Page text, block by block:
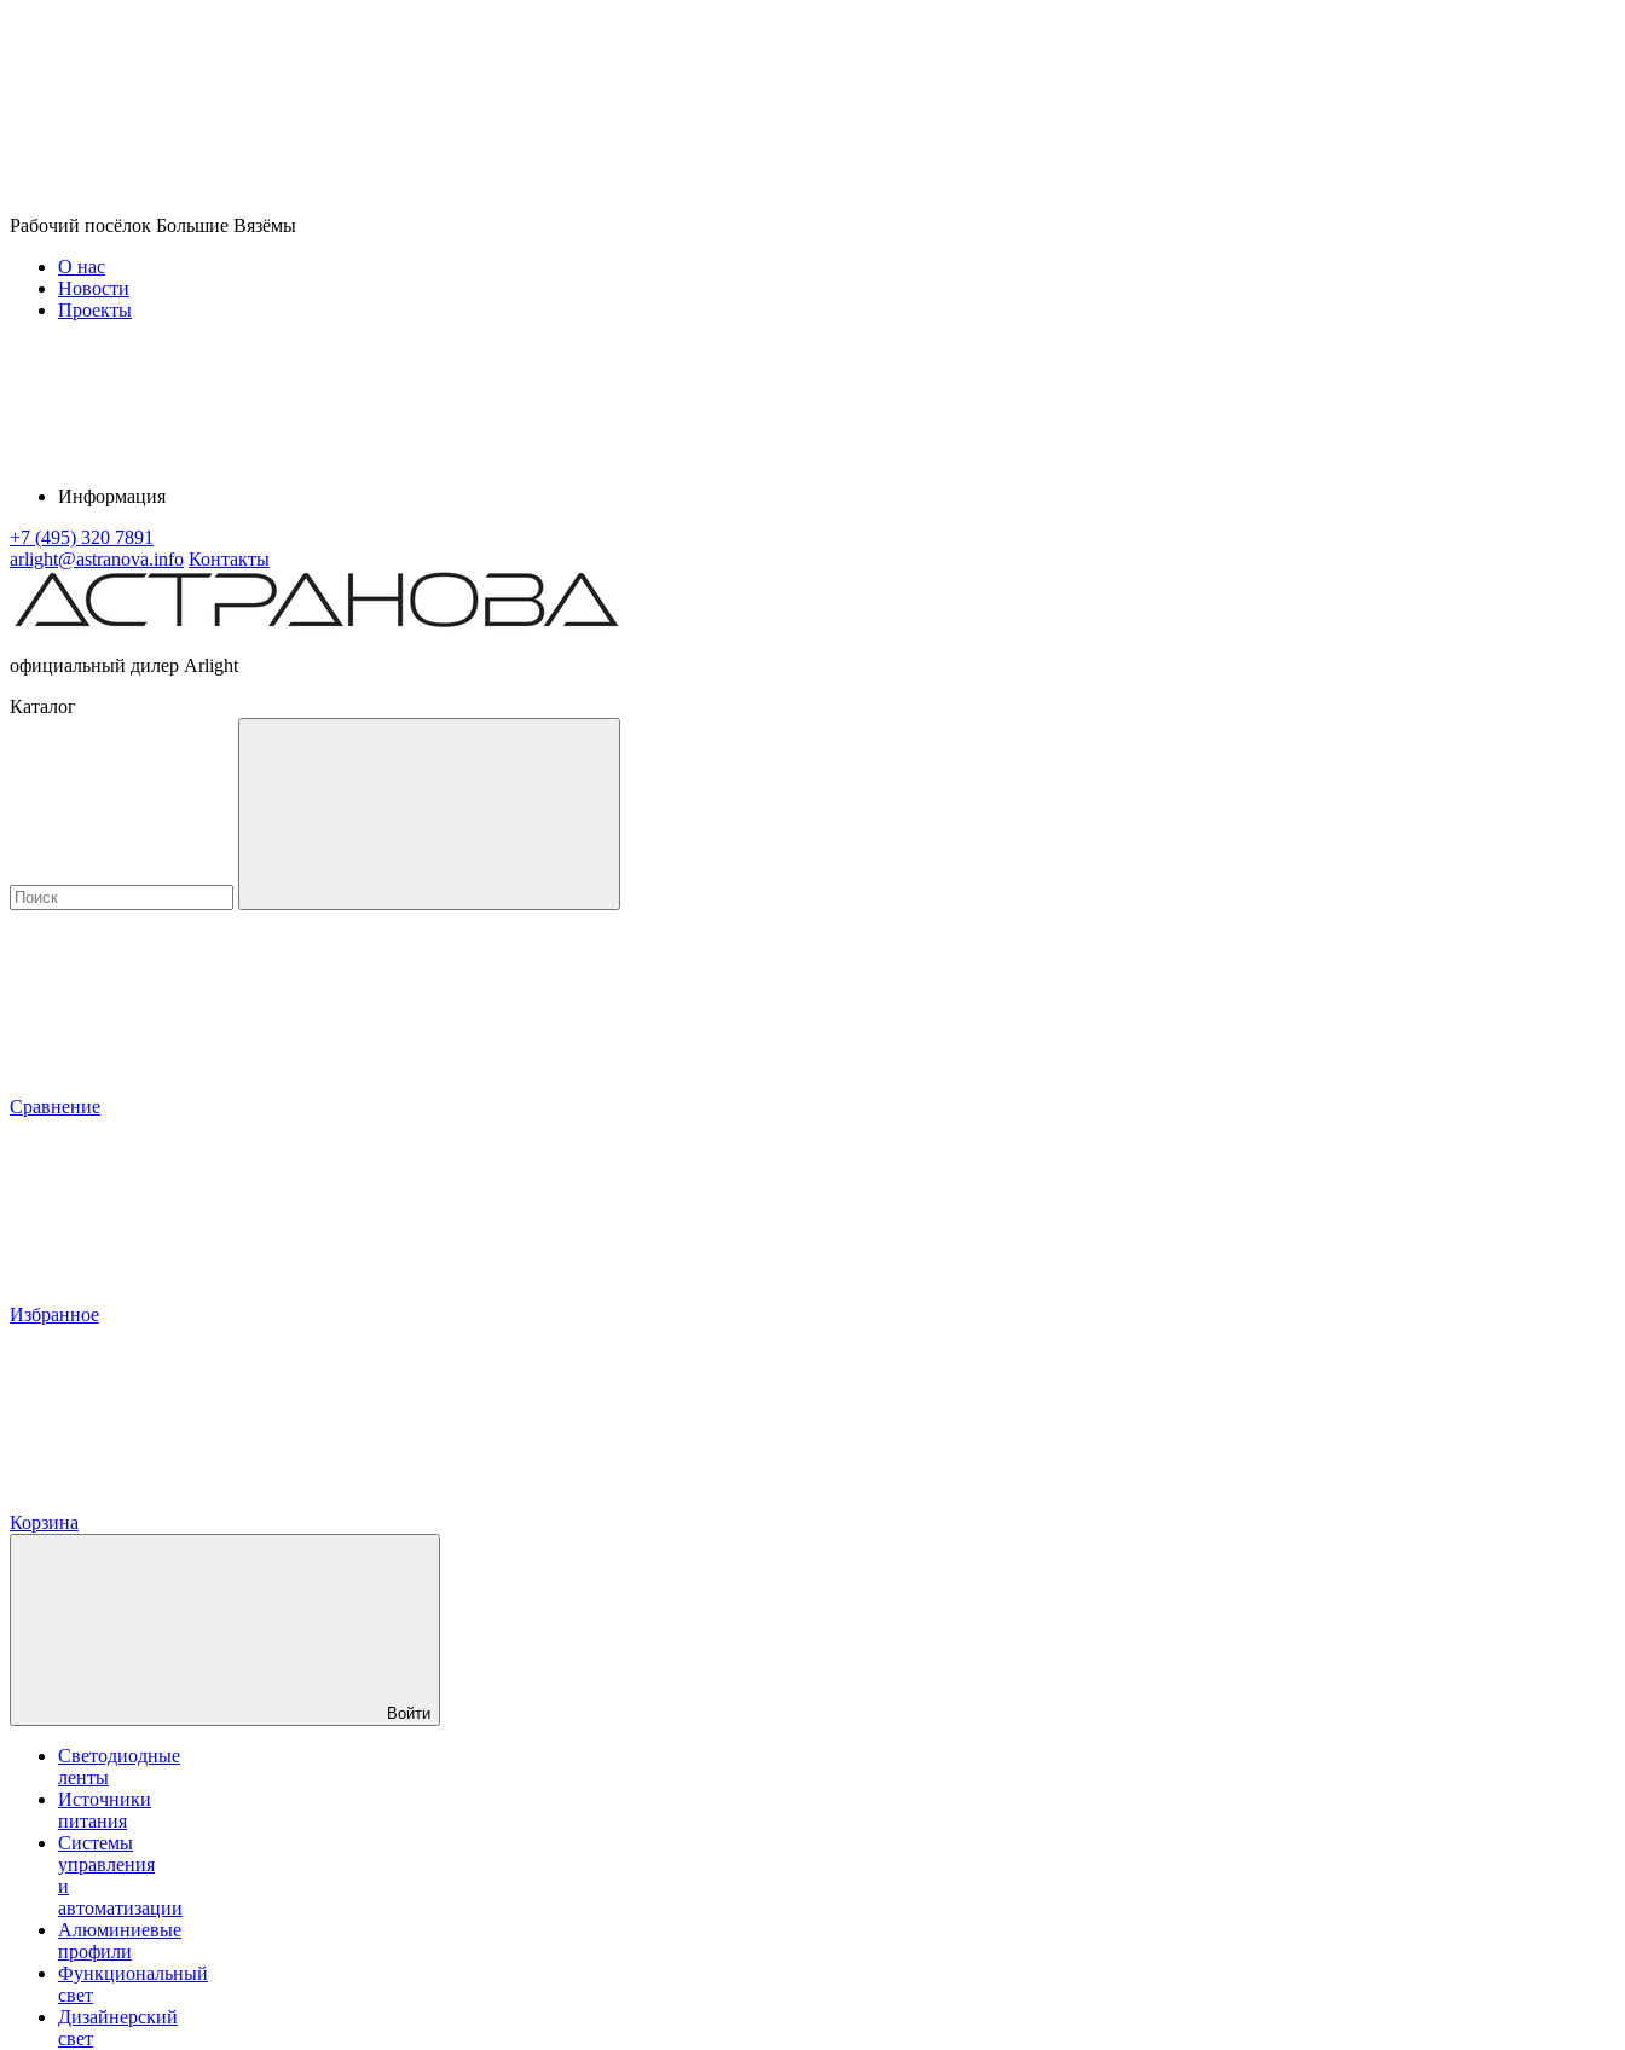
Рабочий посёлок Большие Вязёмы
О нас
Новости
Проекты
Информация
+7 (495) 320 7891
arlight@astranova.info Контакты
официальный дилер Arlight
Каталог
Сравнение
Избранное
Корзина
Войти
Светодиодные
ленты
Источники
питания
Системы
управления
и
автоматизации
Алюминиевые
профили
Функциональный
свет
Дизайнерский
свет